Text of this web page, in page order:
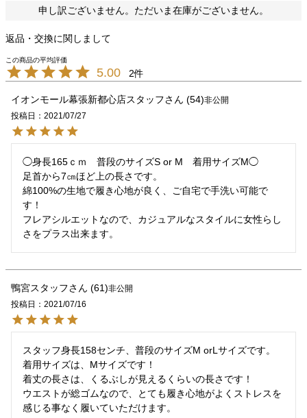
申し訳ございません。ただいま在庫がございません。
返品・交換に関しまして
5.00 2
イオンモール幕張新都心店スタッフ 54 非公開
投稿日
2021/07/27
◯身長165ｃｍ　普段のサイズS or M　着用サイズM◯
足首から7㎝ほど上の長さです。
綿100%の生地で履き心地が良く、ご自宅で手洗い可能で
す！
フレアシルエットなので、カジュアルなスタイルに女性らし
鴨宮スタッフ 61 非公開
投稿日
2021/07/16
スタッフ身長158センチ、普段のサイズM orLサイズです。
着用サイズは、Mサイズです！
着丈の長さは、くるぶしが見えるくらいの長さです！
ウエストが総ゴムなので、とても履き心地がよくストレスを
感じる事なく履いていただけます。